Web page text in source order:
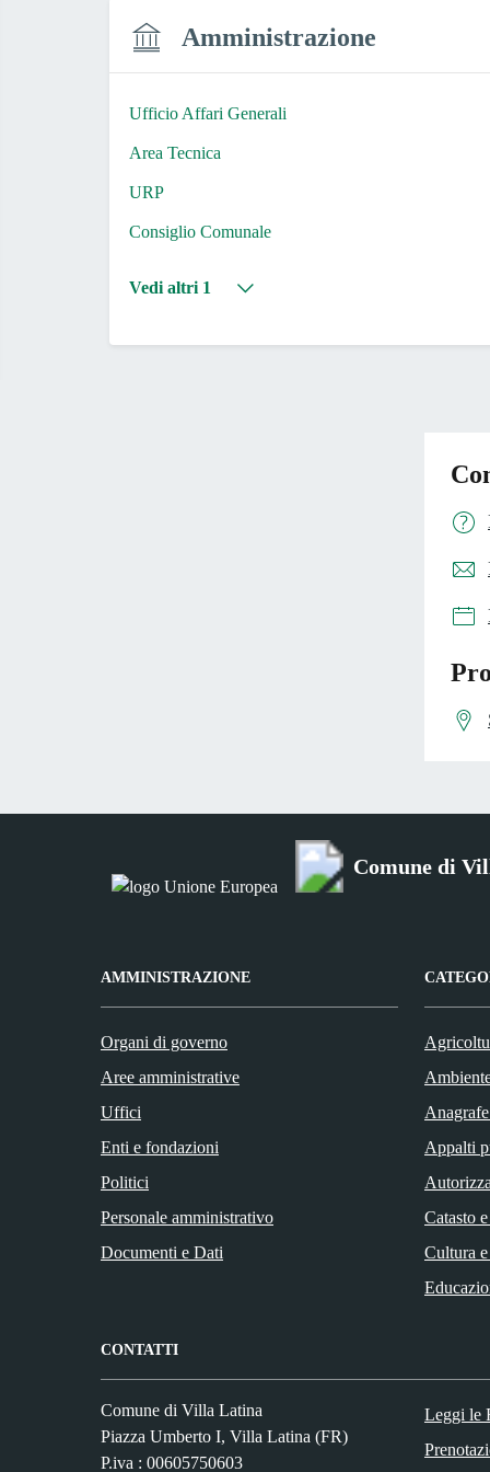
Amministrazione
Ufficio Affari Generali
Area Tecnica
URP
Consiglio Comunale
Vedi altri 1
Comune di
AMMINISTRAZIONE
Organi di governo
Aree amministrative
Uffici
Enti e fondazioni
Politici
Personale amministrativo
Documenti e Dati
Appalti
Catasto
Cultura
CONTATTI
Comune di Villa Latina
Piazza Umberto I, Villa Latina (FR)
P.iva : 00605750603
Leggi le